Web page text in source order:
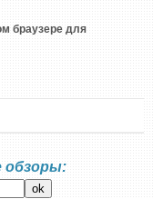
браузере для
обзоры: